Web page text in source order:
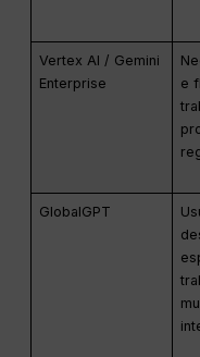
Vertex AI / Gemini
Enterprise
e
GlobalGPT